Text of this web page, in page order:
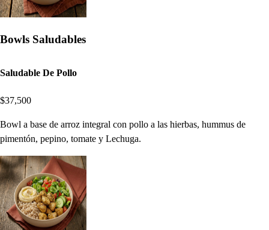
Bowls Saludables
Saludable De Pollo
$37,500
Bowl a base de arroz integral con pollo a las hierbas, hummus de
pimentón, pepino, tomate y Lechuga.